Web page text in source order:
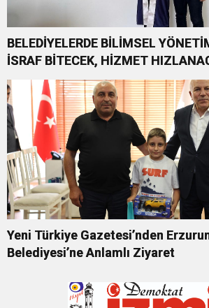
BELEDİYELERDE BİLİMSEL
İSRAF BİTECEK, HİZMET
Yeni Türkiye Gazetesi’nden
Belediyesi’ne Anlamlı Ziyaret